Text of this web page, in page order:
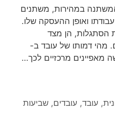
במהירות, משתנים
ואופן ההעסקה שלו.
הסתגלות, הן מצד
מהי דמותו של עובד ב-
, עובד, עובדים,שביעות